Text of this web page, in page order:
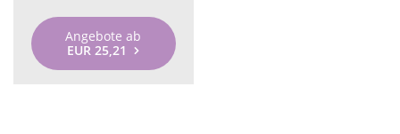
Angebote ab
EUR 25,21